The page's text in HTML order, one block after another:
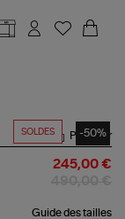
SOLDES -50%
Partager
245,00 €
Guide des tailles